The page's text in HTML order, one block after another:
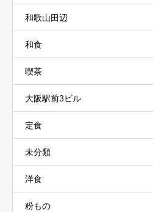
和歌山田辺
和食
喫茶
大阪駅前3ビル
定食
未分類
洋食
粉もの